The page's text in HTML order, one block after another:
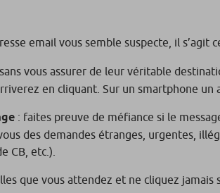
email vous semble suspecte, il s’agit
sans vous assurer de leur véritable
en cliquant. Sur un smartphone un
: faites preuve de méfiance si le
des demandes étranges, urgentes,
CB, etc.).
que vous attendez et ne cliquez